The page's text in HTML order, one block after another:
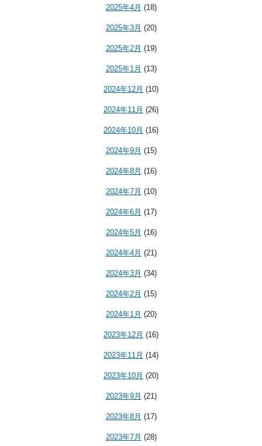
2025年4月 (18)
2025年3月 (20)
2025年2月 (19)
2025年1月 (13)
2024年12月 (10)
2024年11月 (26)
2024年10月 (16)
2024年9月 (15)
2024年8月 (16)
2024年7月 (10)
2024年6月 (17)
2024年5月 (16)
2024年4月 (21)
2024年3月 (34)
2024年2月 (15)
2024年1月 (20)
2023年12月 (16)
2023年11月 (14)
2023年10月 (20)
2023年9月 (21)
2023年8月 (17)
2023年7月 (28)